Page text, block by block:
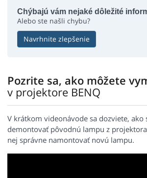
Chýbajú vám nejaké dôležité
Alebo ste našli chybu?
Navrhnite zlepšenie
Pozrite sa, ako môžete
v projektore BENQ
V krátkom videonávode sa dozviete, ako
demontovať pôvodnú lampu z
nej správne namontovať novú lampu.